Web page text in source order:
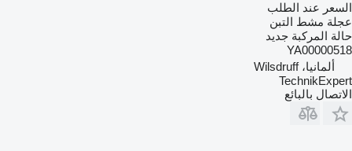
السعر عند الطلب
عجلة مشط التبن
حالة المركبة جديد
YA00000518
ألمانيا، Wilsdruff
TechnikExpert
الاتصال بالبائع